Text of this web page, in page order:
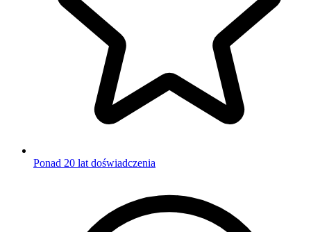
Ponad 20 lat doświadczenia